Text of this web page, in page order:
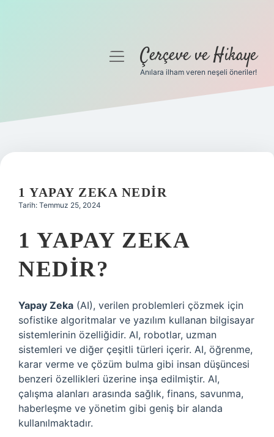
Gizlilik Politikası
Yasal Uyarı
menüyüÇerçeve ve Hikaye
Anılara ilham veren neşeli öneriler!
1 YAPAY ZEKA NEDIR
Tarih: Temmuz 25, 2024
1 YAPAY ZEKA
NEDIR?
Yapay Zeka (AI), verilen problemleri çözmek için
sofistike algoritmalar ve yazılım kullanan bilgisayar
sistemlerinin özelliğidir. AI, robotlar, uzman
sistemleri ve diğer çeşitli türleri içerir. AI, öğrenme,
karar verme ve çözüm bulma gibi insan düşüncesi
benzeri özellikleri üzerine inşa edilmiştir. AI,
çalışma alanları arasında sağlık, finans, savunma,
haberleşme ve yönetim gibi geniş bir alanda
kullanılmaktadır.